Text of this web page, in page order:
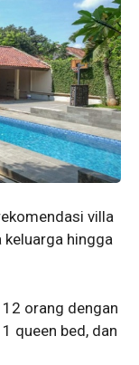
villa
keluarga hingga
orang dengan
queen bed, dan